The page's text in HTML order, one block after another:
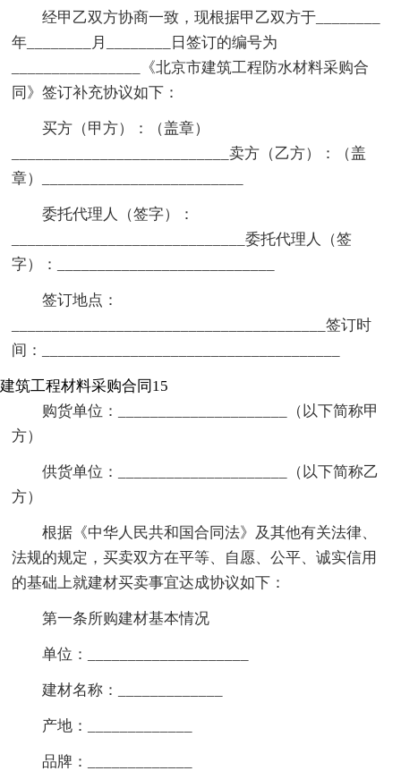
经甲乙双方协商一致，现根据甲乙双方于________
年________月________日签订的编号为
________________《北京市建筑工程防水材料采购合
同》签订补充协议如下：
买方（甲方）：（盖章）
___________________________卖方（乙方）：（盖
章）_________________________
委托代理人（签字）：
_____________________________委托代理人（签
字）：___________________________
签订地点：
_______________________________________签订时
间：_____________________________________
建筑工程材料采购合同15
购货单位：_____________________（以下简称甲
方）
供货单位：_____________________（以下简称乙
方）
根据《中华人民共和国合同法》及其他有关法律、
法规的规定，买卖双方在平等、自愿、公平、诚实信用
的基础上就建材买卖事宜达成协议如下：
第一条所购建材基本情况
单位：____________________
建材名称：_____________
产地：_____________
品牌：_____________